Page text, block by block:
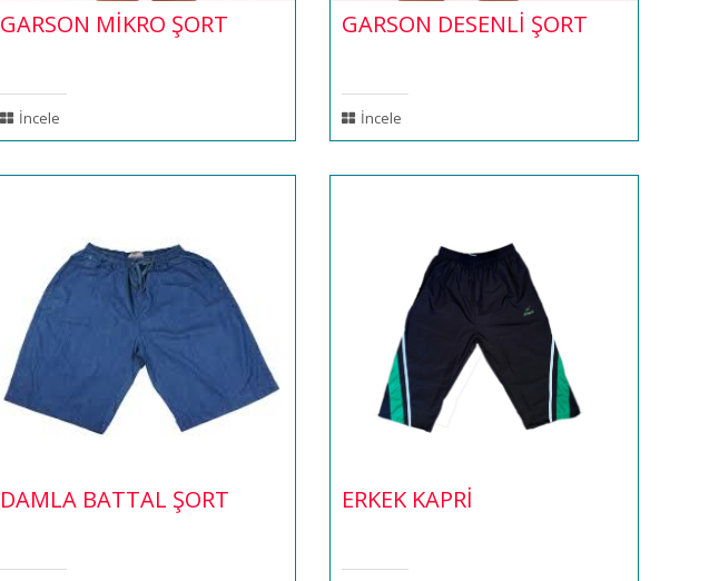
GARSON MİKRO ŞORT
İncele
GARSON DESENLİ ŞORT
İncele
DAMLA BATTAL ŞORT ERKEK KAPRİ